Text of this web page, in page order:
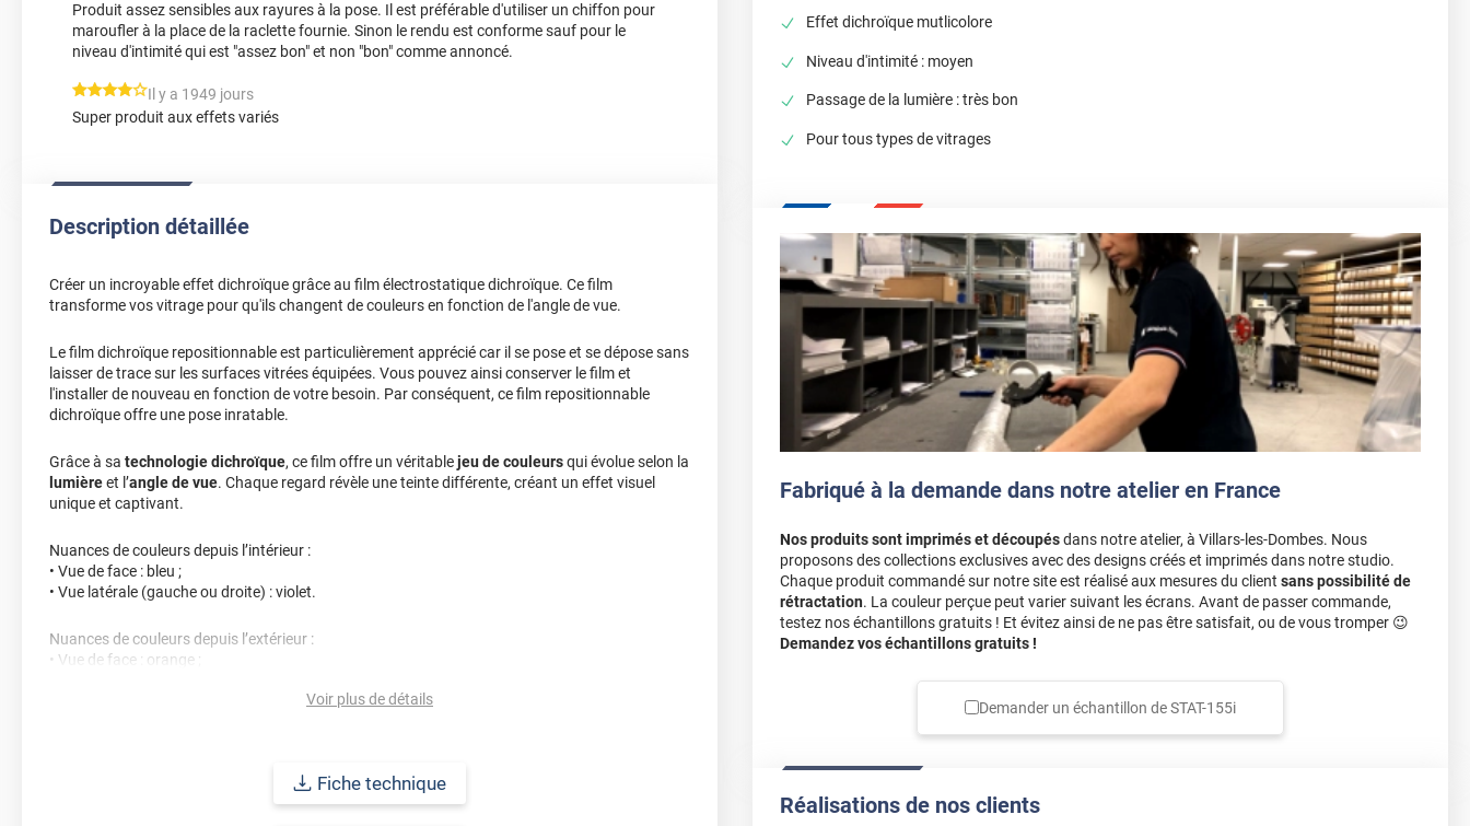
Produit assez sensibles aux rayures à la pose. Il est préférable d'utiliser un chiffon pour
maroufler à la place de la raclette fournie. Sinon le rendu est conforme sauf pour le
niveau d'intimité qui est "assez bon" et non "bon" comme annoncé.
*****Il y a 1949 jours
Super produit aux effets variés
Description détaillée
Créer un incroyable effet dichroïque grâce au film électrostatique dichroïque. Ce film
transforme vos vitrage pour qu'ils changent de couleurs en fonction de l'angle de vue.
Le film dichroïque repositionnable est particulièrement apprécié car il se pose et se dépose sans
laisser de trace sur les surfaces vitrées équipées. Vous pouvez ainsi conserver le film et
l'installer de nouveau en fonction de votre besoin. Par conséquent, ce film repositionnable
dichroïque offre une pose inratable.
Grâce à sa technologie dichroïque, ce film offre un véritablejeu de couleursqui évolue selon la
lumièreet l’angle de vue. Chaque regard révèle une teinte différente, créant un effet visuel
unique et captivant.
Nuances de couleurs depuis l’intérieur :
• Vue de face : bleu ;
• Vue latérale (gauche ou droite) : violet.
Nuances de couleurs depuis l’extérieur :
• Vue de face : orange ;
Voir plus de détails
Fiche technique
Effet dichroïque mutlicolore
Niveau d'intimité : moyen
Passage de la lumière : très bon
Pour tous types de vitrages
Fabriqué à la demande dans notre atelier en France
Nos produits sont imprimés et découpésdans notre atelier, à Villars-les-Dombes. Nous
proposons des collections exclusives avec des designs créés et imprimés dans notre studio.
Chaque produit commandé sur notre site est réalisé aux mesures du client sans possibilité de
rétractation. La couleur perçue peut varier suivant les écrans. Avant de passer commande,
testez nos échantillons gratuits ! Et évitez ainsi de ne pas être satisfait, ou de vous tromper 😉
Demandez vos échantillons gratuits !
Demander un échantillon deSTAT-155i
Réalisations de nos clients